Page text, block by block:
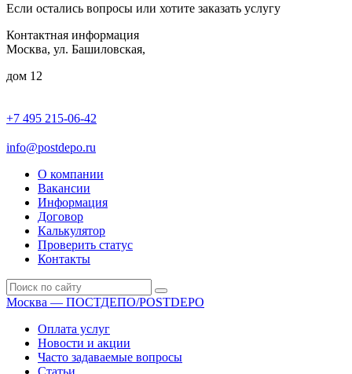
Если остались вопросы или хотите заказать услугу
Контактная информация
Москва, ул. Башиловская,
дом 12
+7 495 215-06-42
info@postdepo.ru
О компании
Вакансии
Информация
Договор
Калькулятор
Проверить статус
Контакты
Москва — ПОСТДЕПО/POSTDEPO
Оплата услуг
Новости и акции
Часто задаваемые вопросы
Статьи